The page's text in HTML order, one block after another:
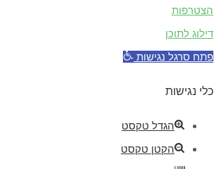
הצטרפות
דילוג לתוכן
פתח סרגל נגישות
כלי נגישות
הגדל טקסט
הקטן טקסט